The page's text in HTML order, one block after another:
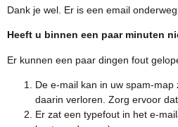
Dank je wel. Er is een email onderweg.
Heeft u binnen een paar minuten
Er kunnen een paar dingen fout
De e-mail kan in uw spam-
daarin verloren. Zorg ervoor
Er zat een typefout in het e-